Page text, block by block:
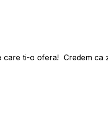
ti-o ofera! Credem